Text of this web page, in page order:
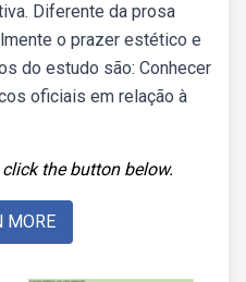
Diferente da prosa
o prazer estético e
do estudo são: Conhecer
oficiais em relação à
the button below.
MORE